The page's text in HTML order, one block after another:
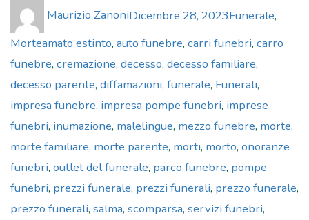
Maurizio Zanonion
Dicembre 28, 2023Funerale,
MorteTags
amato estinto, auto funebre, carri funebri, carro
funebre, cremazione, decesso, decesso familiare,
decesso parente, diffamazioni, funerale, Funerali,
impresa funebre, impresa pompe funebri, imprese
funebri, inumazione, malelingue, mezzo funebre, morte,
morte familiare, morte parente, morti, morto, onoranze
funebri, outlet del funerale, parco funebre, pompe
funebri, prezzi funerale, prezzi funerali, prezzo funerale,
prezzo funerali, salma, scomparsa, servizi funebri,